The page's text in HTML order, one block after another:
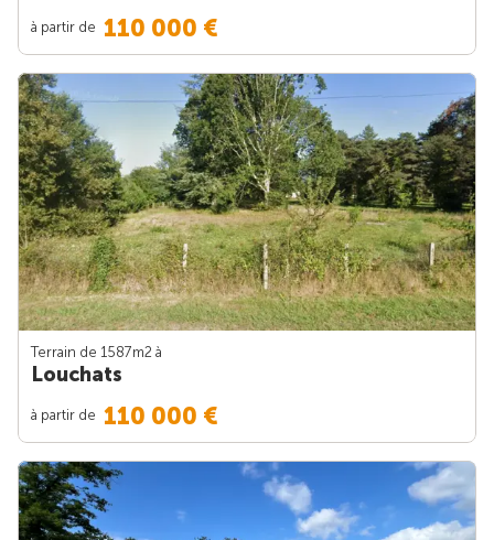
à partir de 110 000 €
Terrain de 1587m2 à
Louchats
à partir de 110 000 €